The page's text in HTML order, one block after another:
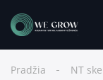
Pradžia NT